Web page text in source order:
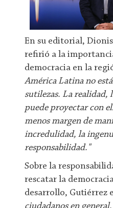
En su editorial,
refirió a la
democracia en la
América Latina no
sutilezas. La realidad,
puede proyectar con
menos margen de
incredulidad, la
responsabilidad."
Sobre la
rescatar la
desarrollo, Gutiérrez